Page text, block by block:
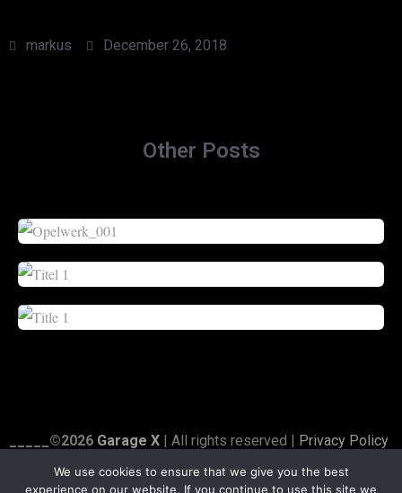
markus December 26, 2018
Other Posts
_____©2026 Garage X | All rights reserved | Privacy Policy
CreditsWe use cookies to ensure that we give you the best
experience on our website. If you continue to use this site we